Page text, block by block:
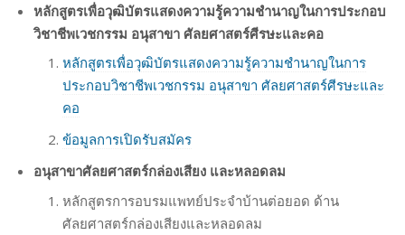
หลักสูตรเพื่อวุฒิบัตรแสดงความรู้ความชำนาญในการประกอบ
วิชาชีพเวชกรรม อนุสาขา ศัลยศาสตร์ศีรษะและคอ
หลักสูตรเพื่อวุฒิบัตรแสดงความรู้ความชำนาญในการ
ประกอบวิชาชีพเวชกรรม อนุสาขา ศัลยศาสตร์ศีรษะและ
คอ
ข้อมูลการเปิดรับสมัคร
อนุสาขาศัลยศาสตร์กล่องเสียง และหลอดลม
หลักสูตรการอบรมแพทย์ประจำบ้านต่อยอด ด้าน
ศัลยศาสตร์กล่องเสียงและหลอดลม